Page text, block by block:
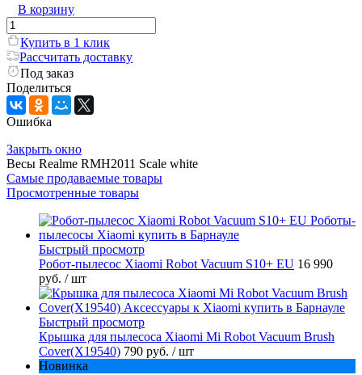
В корзину
Купить в 1 клик
Рассчитать доставку
Под заказ
Поделиться
Ошибка
Закрыть окно
Весы Realme RMH2011 Scale white
Самые продаваемые товары
Просмотренные товары
Быстрый просмотр
Робот-пылесос Xiaomi Robot Vacuum S10+ EU 16 990
руб. / шт
Быстрый просмотр
Крышка для пылесоса Xiaomi Mi Robot Vacuum Brush
Cover(X19540) 790 руб. / шт
Новинка